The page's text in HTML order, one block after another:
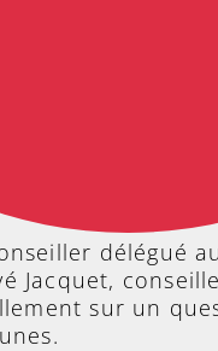
délégué
Jacquet,
sur un